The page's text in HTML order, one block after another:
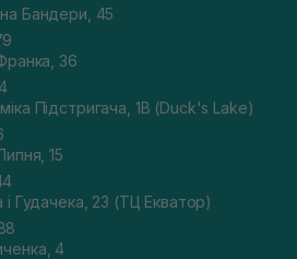
Бандери, 45
36
Підстригача, 1В (Duck's Lake)
15
і Гудачека, 23 (ТЦ Екватор)
4